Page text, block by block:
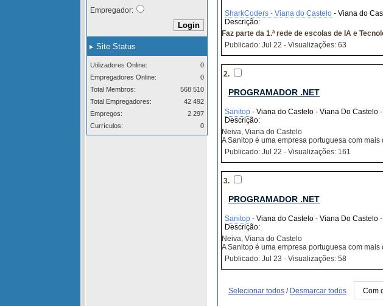
Empregador:
Site Status
Utilizadores Online:
0
Empregadores Online:
0
Total Membros:
568 510
Total Empregadores:
42 492
Empregos:
2 297
Currículos:
0
SharkCoders - Viana do Castelo - Viana do
Descrição:
Faz parte da 1.ª rede de escolas de IA e
Publicado: Jul 22 - Visualizações: 63
2.
PROGRAMADOR .NET
Sanitop - Viana do Castelo - Viana Do Castelo
Descrição:
Neiva, Viana do Castelo
A Sanitop é uma empresa portuguesa com
Publicado: Jul 22 - Visualizações: 161
3.
PROGRAMADOR .NET
Sanitop - Viana do Castelo - Viana Do Castelo
Descrição:
Neiva, Viana do Castelo
A Sanitop é uma empresa portuguesa com
Publicado: Jul 23 - Visualizações: 58
Selecionar todos / Desmarcar todos